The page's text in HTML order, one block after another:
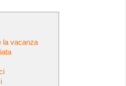
la vacanza